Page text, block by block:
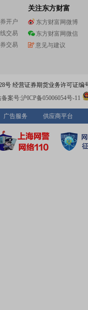
开户
交易
交易
关注东方财富
东方财富网微博
东方财富网微信
意见与建议
号 经营证券期货业务许可证编
备案号:沪ICP备05006054号-11
广告服务 供应商平台